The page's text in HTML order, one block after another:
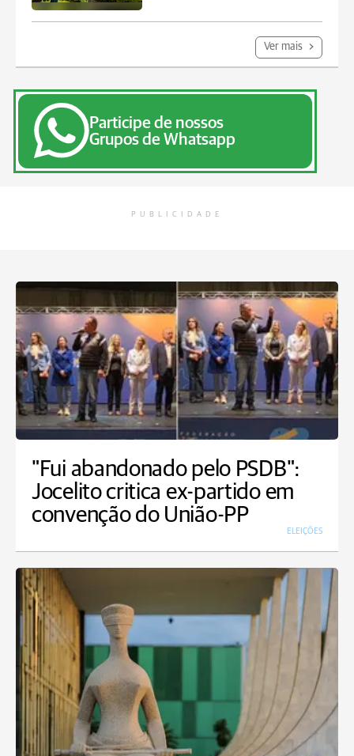
Ver mais
Participe de nossos
Grupos de Whatsapp
PUBLICIDADE
"Fui abandonado pelo PSDB":
Jocelito critica ex-partido em
convenção do União-PP
ELEIÇÕES